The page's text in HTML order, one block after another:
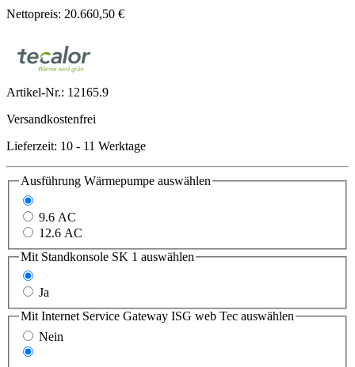
Nettopreis: 20.660,50 €
Artikel-Nr.: 12165.9
Versandkostenfrei
Lieferzeit: 10 - 11 Werktage
Ausführung Wärmepumpe auswählen
9.6 AC
12.6 AC
Mit Standkonsole SK 1 auswählen
Ja
Mit Internet Service Gateway ISG web Tec auswählen
Nein